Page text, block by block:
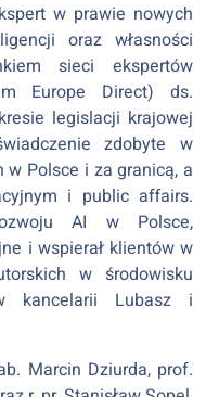
w prawie nowych
oraz własności
sieci ekspertów
Europe Direct) ds.
legislacji krajowej
zdobyte w
Polsce i za granicą, a
i public affairs.
AI w Polsce,
i wspierał klientów w
w środowisku
kancelarii Lubasz i
Marcin Dziurda, prof.